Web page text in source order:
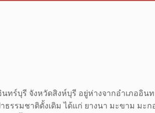
ร์บุรี จังหวัดสิงห์บุรี อยู่ห่างจากอำเภออิ
รมชาติดั้งเดิม ได้แก่ ยางนา มะขาม มะ